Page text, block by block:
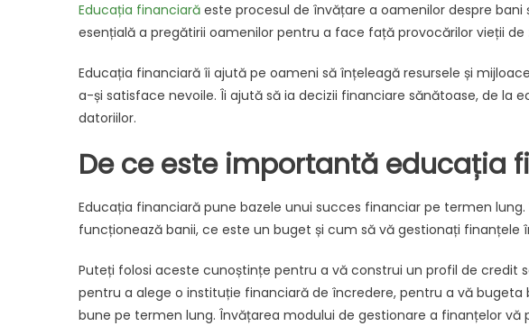
Educația financiară este procesul de învățare a oamenilor despre
esențială a pregătirii oamenilor pentru a face față provocărilor vieții de
Educația financiară îi ajută pe oameni să înțeleagă resursele și
a-și satisface nevoile. Îi ajută să ia decizii financiare sănătoase, de la
datoriilor.
De ce este importantă educația
Educația financiară pune bazele unui succes financiar pe termen
funcționează banii, ce este un buget și cum să vă gestionați finanțele
Puteți folosi aceste cunoștințe pentru a vă construi un profil de credit
pentru a alege o instituție financiară de încredere, pentru a vă bugeta
bune pe termen lung. Învățarea modului de gestionare a finanțelor